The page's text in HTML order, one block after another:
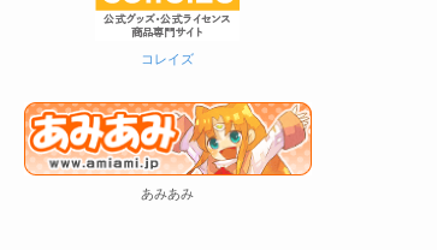
コレイズ
あみあみ